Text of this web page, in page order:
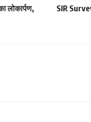
लोकार्पण,
SIR